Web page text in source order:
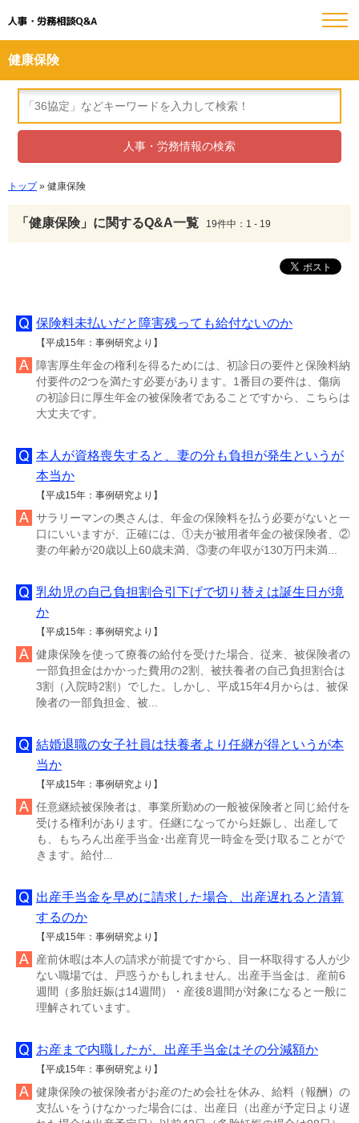
健康保険
人事・労務相談Q&A
トップ» 健康保険
「健康保険」に関するQ&A一覧 19件中：1 - 19
保険料未払いだと障害残っても給付ないのか
【平成15年：事例研究より】
障害厚生年金の権利を得るためには、初診日の要件と保険料納
付要件の2つを満たす必要があります。1番目の要件は、傷病
の初診日に厚生年金の被保険者であることですから、こちらは
大丈夫です。
本人が資格喪失すると、妻の分も負担が発生というが
本当か
【平成15年：事例研究より】
サラリーマンの奥さんは、年金の保険料を払う必要がないと一
口にいいますが、正確には、①夫が被用者年金の被保険者、②
妻の年齢が20歳以上60歳未満、③妻の年収が130万円未満...
乳幼児の自己負担割合引下げで切り替えは誕生日が境
か
【平成15年：事例研究より】
健康保険を使って療養の給付を受けた場合、従来、被保険者の
一部負担金はかかった費用の2割、被扶養者の自己負担割合は
3割（入院時2割）でした。しかし、平成15年4月からは、被保
険者の一部負担金、被...
結婚退職の女子社員は扶養者より任継が得というが本
当か
【平成15年：事例研究より】
任意継続被保険者は、事業所勤めの一般被保険者と同じ給付を
受ける権利があります。任継になってから妊娠し、出産して
も、もちろん出産手当金･出産育児一時金を受け取ることがで
きます。給付...
出産手当金を早めに請求した場合、出産遅れると清算
するのか
【平成15年：事例研究より】
産前休暇は本人の請求が前提ですから、目一杯取得する人が少
ない職場では、戸惑うかもしれません。出産手当金は、産前6
週間（多胎妊娠は14週間）・産後8週間が対象になると一般に
理解されています。
お産まで内職したが、出産手当金はその分減額か
【平成15年：事例研究より】
健康保険の被保険者がお産のため会社を休み、給料（報酬）の
支払いをうけなかった場合には、出産日（出産が予定日より遅